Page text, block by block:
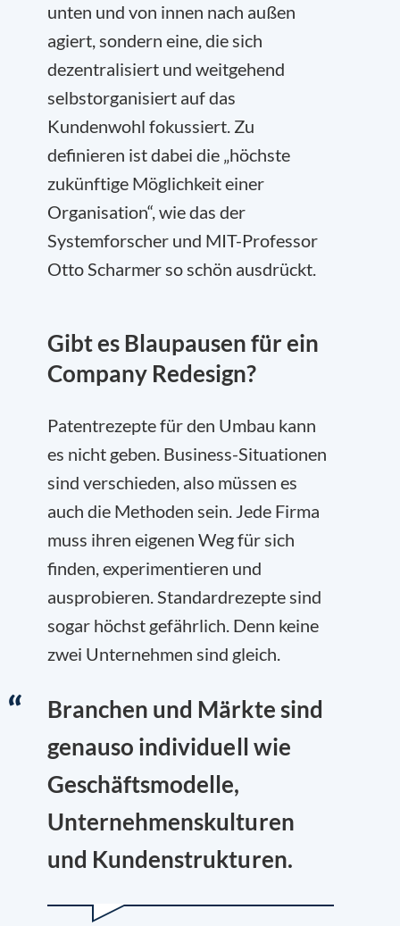
unten und von innen nach außen
agiert, sondern eine, die sich
dezentralisiert und weitgehend
selbstorganisiert auf das
Kundenwohl fokussiert. Zu
definieren ist dabei die „höchste
zukünftige Möglichkeit einer
Organisation“, wie das der
Systemforscher und MIT-Professor
Otto Scharmer so schön ausdrückt.
Gibt es Blaupausen für ein
Company Redesign?
Patentrezepte für den Umbau kann
es nicht geben. Business-Situationen
sind verschieden, also müssen es
auch die Methoden sein. Jede Firma
muss ihren eigenen Weg für sich
finden, experimentieren und
ausprobieren. Standardrezepte sind
sogar höchst gefährlich. Denn keine
zwei Unternehmen sind gleich.
Branchen und Märkte sind
genauso individuell wie
Geschäftsmodelle,
Unternehmenskulturen
und Kundenstrukturen.